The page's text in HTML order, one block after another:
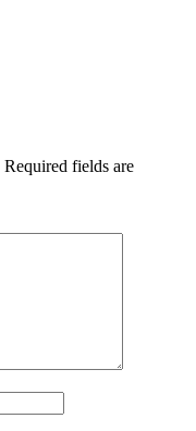
Required fields are